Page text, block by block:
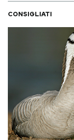
CONSIGLIATI